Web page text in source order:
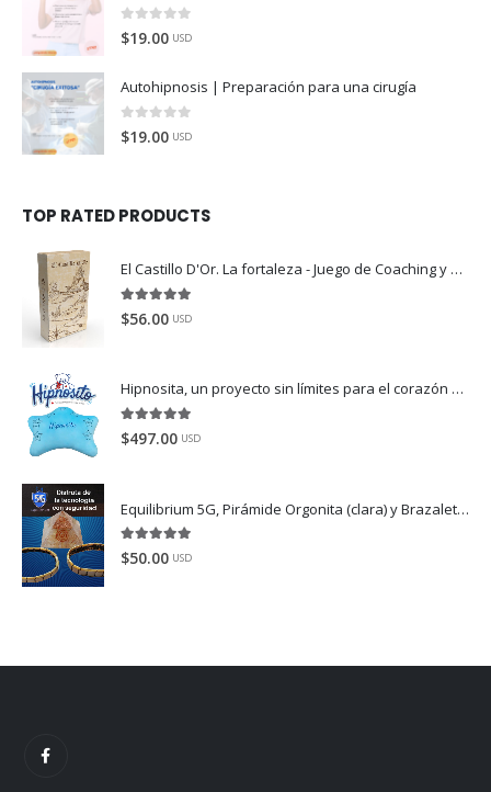
0
$19.00 USD
Autohipnosis | Preparación para una cirugía
0
$19.00 USD
TOP RATED PRODUCTS
El Castillo D'Or. La fortaleza - Juego de Coaching y Crecimiento Personal (A)
5.00
$56.00 USD
Hipnosita, un proyecto sin límites para el corazón
5.00de 5
$497.00 USD
Equilibrium 5G, Pirámide Orgonita (clara) y Brazaletes (color plata-oro).
5.00 de 5
$50.00 USD